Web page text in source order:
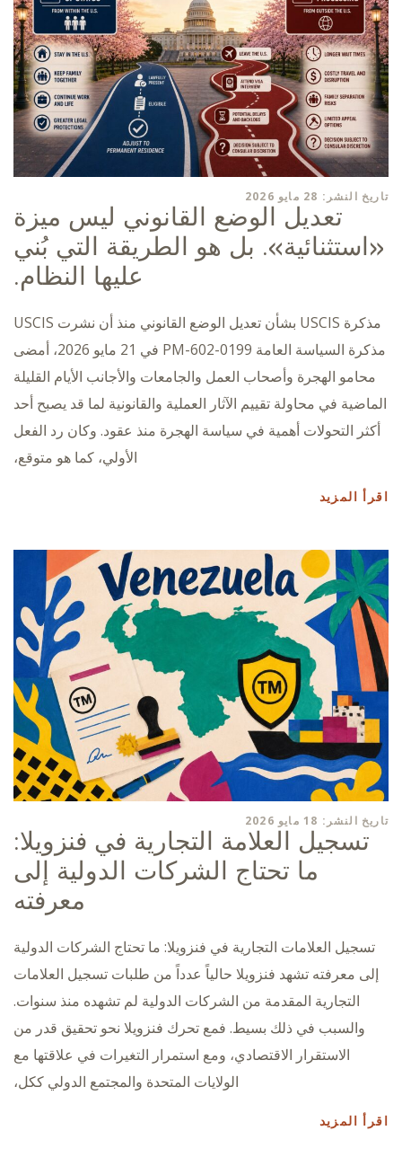
تاريخ النشر: 28 مايو 2026
تعديل الوضع القانوني ليس ميزة
«استثنائية». بل هو الطريقة التي بُني
عليها النظام.
مذكرة USCIS بشأن تعديل الوضع القانوني منذ أن نشرت USCIS
مذكرة السياسة العامة PM-602-0199 في 21 مايو 2026، أمضى
محامو الهجرة وأصحاب العمل والجامعات والأجانب الأيام القليلة
الماضية في محاولة تقييم الآثار العملية والقانونية لما قد يصبح أحد
أكثر التحولات أهمية في سياسة الهجرة منذ عقود. وكان رد الفعل
الأولي، كما هو متوقع،
اقرأ المزيد
تاريخ النشر: 18 مايو 2026
تسجيل العلامة التجارية في فنزويلا:
ما تحتاج الشركات الدولية إلى
معرفته
تسجيل العلامات التجارية في فنزويلا: ما تحتاج الشركات الدولية
إلى معرفته تشهد فنزويلا حالياً عدداً من طلبات تسجيل العلامات
التجارية المقدمة من الشركات الدولية لم تشهده منذ سنوات.
والسبب في ذلك بسيط. فمع تحرك فنزويلا نحو تحقيق قدر من
الاستقرار الاقتصادي، ومع استمرار التغيرات في علاقتها مع
الولايات المتحدة والمجتمع الدولي ككل،
اقرأ المزيد